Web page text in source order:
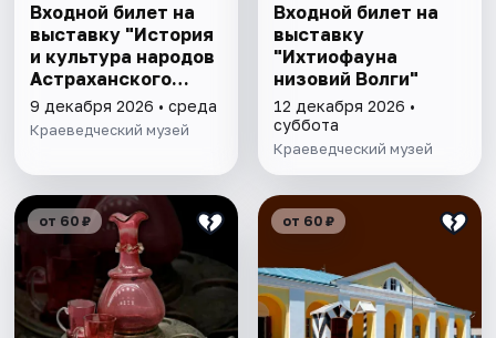
Входной билет на
выставку "История
и культура народов
Астраханского
края"
9 декабря 2026 • среда
Краеведческий музей
Входной билет на
выставку
"Ихтиофауна
низовий Волги"
12 декабря 2026 •
суббота
Краеведческий музей
от 60 ₽ от 60 ₽